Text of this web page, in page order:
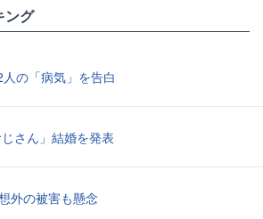
ング
の「病気」を告白
じさん」結婚を発表
外の被害も懸念